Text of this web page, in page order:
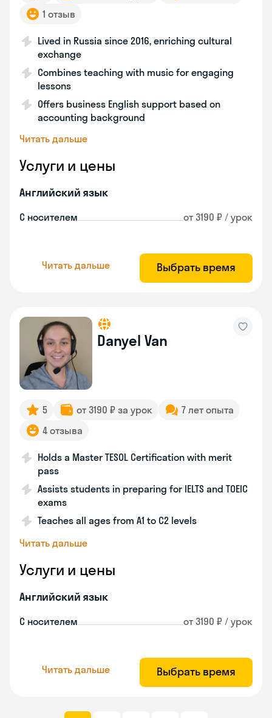
1 отзыв
Lived in Russia since 2016, enriching cultural
exchange
Combines teaching with music for engaging
lessons
Offers business English support based on
accounting background
Читать дальше
Услуги и цены
Английский язык
С носителем от 3190 ₽ / урок
Читать дальше Выбрать время
Danyel Van
5 от 3190 ₽ за урок
7 лет опыта
4 отзыва
Holds a Master TESOL Certification with merit
pass
Assists students in preparing for IELTS and TOEIC
exams
Teaches all ages from A1 to C2 levels
Читать дальше
Услуги и цены
Английский язык
С носителем от 3190 ₽ / урок
Читать дальше Выбрать время